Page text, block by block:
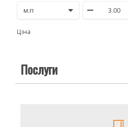
Ціна
Послуги